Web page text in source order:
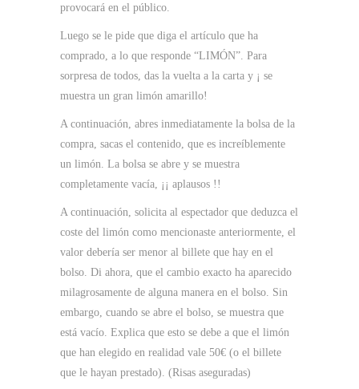
provocará en el público.
Luego se le pide que diga el artículo que ha
comprado, a lo que responde “LIMÓN”. Para
sorpresa de todos, das la vuelta a la carta y ¡ se
muestra un gran limón amarillo!
A continuación, abres inmediatamente la bolsa de la
compra, sacas el contenido, que es increíblemente
un limón. La bolsa se abre y se muestra
completamente vacía, ¡¡ aplausos !!
A continuación, solicita al espectador que deduzca el
coste del limón como mencionaste anteriormente, el
valor debería ser menor al billete que hay en el
bolso. Di ahora, que el cambio exacto ha aparecido
milagrosamente de alguna manera en el bolso. Sin
embargo, cuando se abre el bolso, se muestra que
está vacío. Explica que esto se debe a que el limón
que han elegido en realidad vale 50€ (o el billete
que le hayan prestado). (Risas aseguradas)